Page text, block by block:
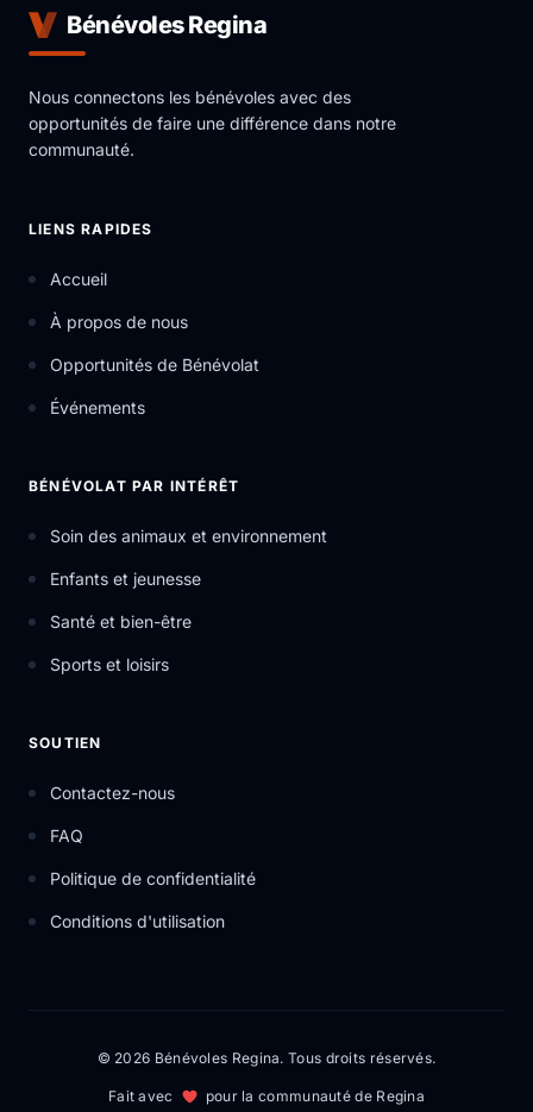
Bénévoles Regina
Nous connectons les bénévoles avec des
opportunités de faire une différence dans notre
communauté.
LIENS RAPIDES
Accueil
À propos de nous
Opportunités de Bénévolat
Événements
BÉNÉVOLAT PAR INTÉRÊT
Soin des animaux et environnement
Enfants et jeunesse
Santé et bien-être
Sports et loisirs
SOUTIEN
Contactez-nous
FAQ
Politique de confidentialité
Conditions d'utilisation
© 2026 Bénévoles Regina. Tous droits réservés.
Fait avec pour la communauté de Regina